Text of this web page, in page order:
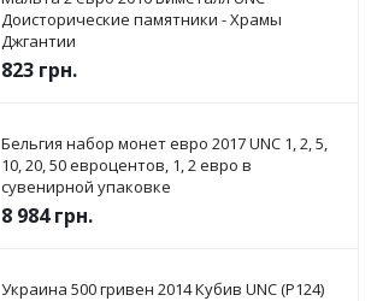
Доисторические памятники - Храмы
Джгантии
823 грн.
Бельгия набор монет евро 2017 UNC 1, 2, 5,
10, 20, 50 евроцентов, 1, 2 евро в
сувенирной упаковке
8 984грн.
Украина 500 гривен 2014 Кубив UNC (P124)